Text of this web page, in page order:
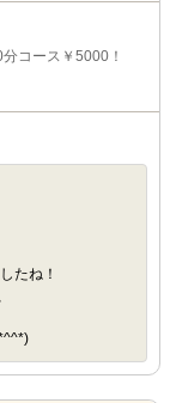
コース￥5000！
たね！